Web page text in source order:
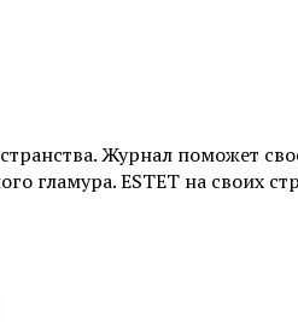
Журнал поможет
гламура. ESTET на своих